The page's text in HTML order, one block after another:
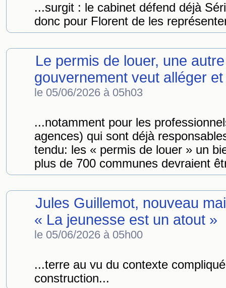
...surgit : le cabinet défend déjà
donc pour Florent de les
Le permis de louer, une
gouvernement veut alléger
le 05/06/2026 à 05h03
...notamment pour les
agences) qui sont déjà
tendu: les « permis de louer » un
plus de 700 communes devraient
Jules Guillemot, nouveau
« La jeunesse est un atout »
le 05/06/2026 à 05h00
...terre au vu du contexte
construction...